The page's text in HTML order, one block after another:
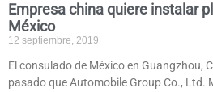
Empresa china quiere instalar
México
12 septiembre, 2019
El consulado de México en Guangzhou,
pasado que Automobile Group Co., Ltd.